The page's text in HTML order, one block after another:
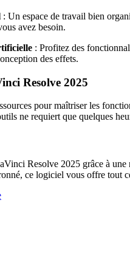
: Un espace de travail bien
avez besoin.
: Profitez des
des effets.
Resolve 2025
pour maîtriser les
ne requiert que quelques
Resolve 2025 grâce à
ce logiciel vous offre tout